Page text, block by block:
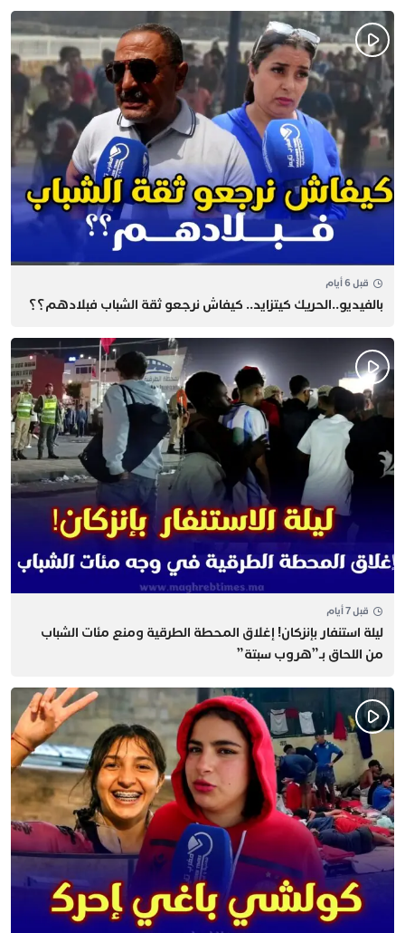
قبل 6 أيام
بالفيديو..الحريك كيتزايد.. كيفاش نرجعو ثقة الشباب فبلادهم؟؟
قبل 7 أيام
​ليلة استنفار بإنزكان! إغلاق المحطة الطرقية ومنع مئات الشباب
من اللحاق بـ”هروب سبتة”